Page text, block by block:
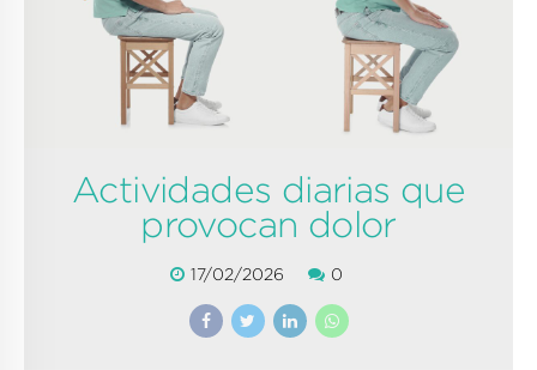
17/02/2026 0
Actividades diarias que
provocan dolor